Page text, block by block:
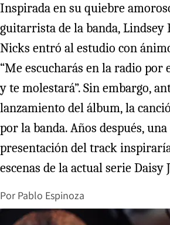
Inspirada en su quiebre
guitarrista de la banda, Lindsey
Nicks entró al estudio con
“Me escucharás en la radio por
y te molestará”. Sin embargo,
lanzamiento del álbum, la
por la banda. Años después,
presentación del track
escenas de la actual serie Daisy
Por Pablo Espinoza